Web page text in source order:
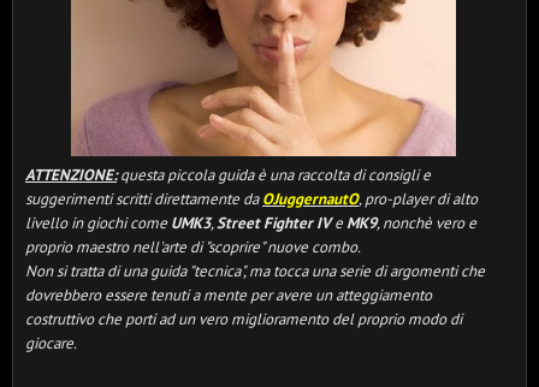
ATTENZIONE:questa piccola guida è una raccolta di consigli e
suggerimenti scritti direttamente daOJuggernautO, pro-player di alto
livello in giochi come UMK3,Street Fighter IVe MK9, nonchè vero e
proprio maestro nell'arte di "scoprire" nuove combo.
Non si tratta di una guida "tecnica", ma tocca una serie di argomenti che
dovrebbero essere tenuti a mente per avere un atteggiamento
costruttivo che porti ad un vero miglioramento del proprio modo di
giocare.